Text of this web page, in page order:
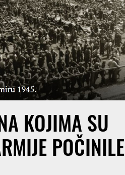
KOJIMA SU
POČINILE